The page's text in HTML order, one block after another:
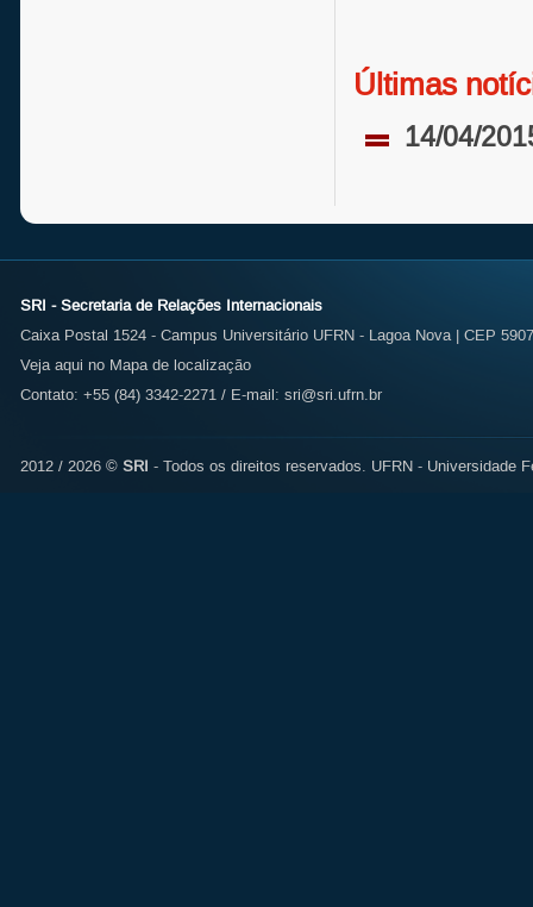
Últimas
14/04/
SRI - Secretaria de Relações Internacionais
Caixa Postal 1524 - Campus Universitário UFRN - Lagoa Nova | CEP
Veja aqui no Mapa de localização
Contato: +55 (84) 3342-2271 / E-mail: sri@sri.ufrn.br
2012 / 2026 © SRI - Todos os direitos reservados. UFRN - Universidade